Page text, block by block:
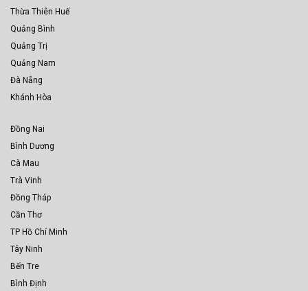
Thừa Thiên Huế
Quảng Bình
Quảng Trị
Quảng Nam
Đà Nẵng
Khánh Hòa
Đồng Nai
Bình Dương
Cà Mau
Trà Vinh
Đồng Tháp
Cần Thơ
TP Hồ Chí Minh
Tây Ninh
Bến Tre
Bình Định